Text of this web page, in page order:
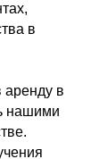
в
аренду в
нашими